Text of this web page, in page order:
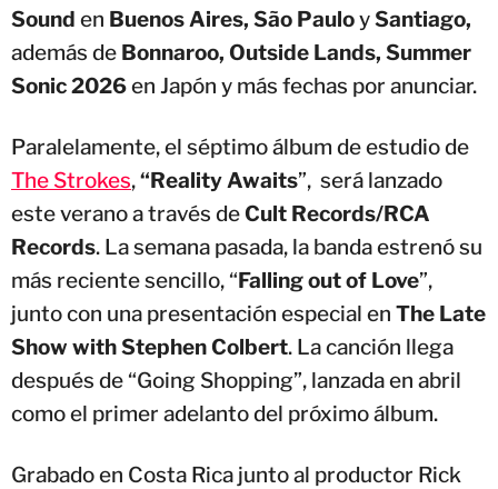
Sound en Buenos Aires, São PauloySantiago,
además de Bonnaroo, Outside Lands, Summer
Sonic 2026en Japón y más fechas por anunciar.
Paralelamente, el séptimo álbum de estudio de
The Strokes,“Reality Awaits”, será lanzado
este verano a través deCult Records/RCA
Records. La semana pasada, la banda estrenó su
más reciente sencillo, “Falling out of Love”,
junto con una presentación especial en The Late
Show with Stephen Colbert. La canción llega
después de “Going Shopping”, lanzada en abril
como el primer adelanto del próximo álbum.
Grabado en Costa Rica junto al productor Rick